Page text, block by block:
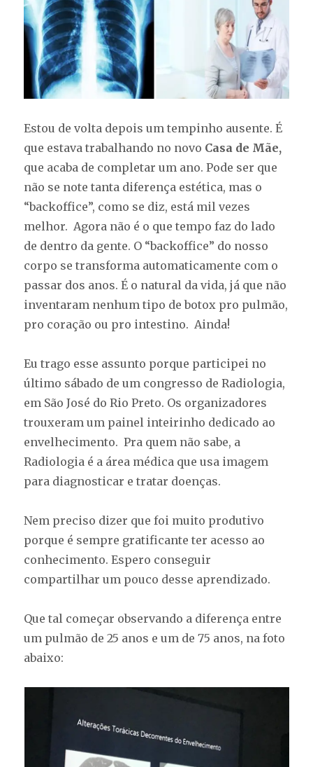
Estou de volta depois um tempinho ausente. É
que estava trabalhando no novo Casa de Mãe,
que acaba de completar um ano. Pode ser que
não se note tanta diferença estética, mas o
“backoffice”, como se diz, está mil vezes
melhor. Agora não é o que tempo faz do lado
de dentro da gente. O “backoffice” do nosso
corpo se transforma automaticamente com o
passar dos anos. É o natural da vida, já que não
inventaram nenhum tipo de botox pro pulmão,
pro coração ou pro intestino. Ainda!
Eu trago esse assunto porque participei no
último sábado de um congresso de Radiologia,
em São José do Rio Preto. Os organizadores
trouxeram um painel inteirinho dedicado ao
envelhecimento. Pra quem não sabe, a
Radiologia é a área médica que usa imagem
para diagnosticar e tratar doenças.
Nem preciso dizer que foi muito produtivo
porque é sempre gratificante ter acesso ao
conhecimento. Espero conseguir
compartilhar um pouco desse aprendizado.
Que tal começar observando a diferença entre
um pulmão de 25 anos e um de 75 anos, na foto
abaixo: